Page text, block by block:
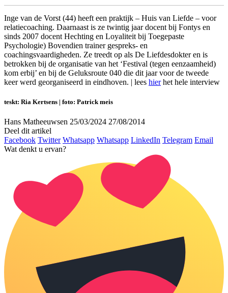
Inge van de Vorst (44) heeft een praktijk – Huis van Liefde – voor
relatiecoaching. Daarnaast is ze twintig jaar docent bij Fontys en
sinds 2007 docent Hechting en Loyaliteit bij Toegepaste
Psychologie) Bovendien trainer gespreks- en
coachingsvaardigheden. Ze treedt op als De Liefdesdokter en is
betrokken bij de organisatie van het ‘Festival (tegen eenzaamheid)
kom erbij’ en bij de Geluksroute 040 die dit jaar voor de tweede
keer werd georganiseerd in eindhoven. | lees hierhet hele interview
teskt: Ria Kertsens | foto: Patrick meis
Hans Matheeuwsen 25/03/2024 27/08/2014
Deel dit artikel
Facebook Twitter Whatsapp Whatsapp LinkedIn Telegram Email
Wat denkt u ervan?